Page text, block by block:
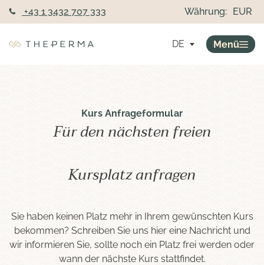
+43 1 3432 707 333 Währung: EUR
DE Menü
Kurs Anfrageformular
Für den nächsten freien
Kursplatz anfragen
Sie haben keinen Platz mehr in Ihrem gewünschten Kurs
bekommen? Schreiben Sie uns hier eine Nachricht und
wir informieren Sie, sollte noch ein Platz frei werden oder
wann der nächste Kurs stattfindet.